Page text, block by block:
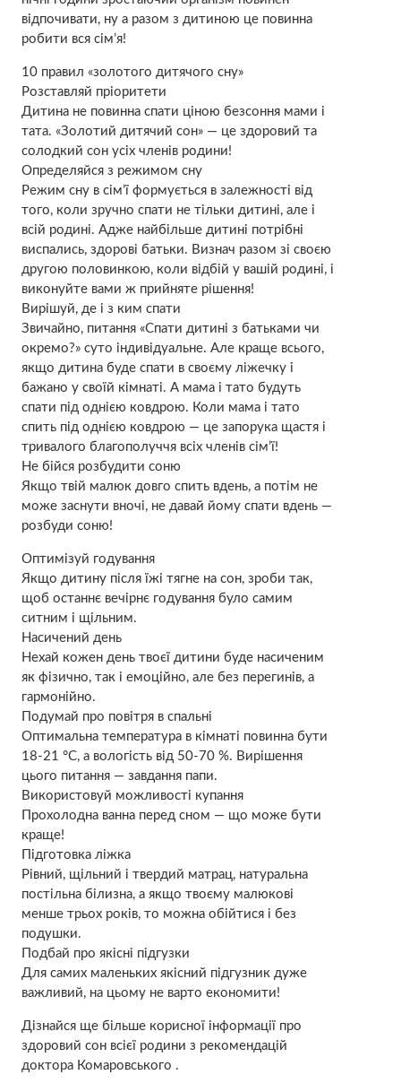
відпочивати, ну а разом з дитиною це повинна
робити вся сім’я!
10 правил «золотого дитячого сну»
Розставляй пріоритети
Дитина не повинна спати ціною безсоння мами і
тата. «Золотий дитячий сон» — це здоровий та
солодкий сон усіх членів родини!
Определяйся з режимом сну
Режим сну в сім’ї формується в залежності від
того, коли зручно спати не тільки дитині, але і
всій родині. Адже найбільше дитині потрібні
виспались, здорові батьки. Визнач разом зі своєю
другою половинкою, коли відбій у вашій родині, і
виконуйте вами ж прийняте рішення!
Вирішуй, де і з ким спати
Звичайно, питання «Спати дитині з батьками чи
окремо?» суто індивідуальне. Але краще всього,
якщо дитина буде спати в своєму ліжечку і
бажано у своїй кімнаті. А мама і тато будуть
спати під однією ковдрою. Коли мама і тато
спить під однією ковдрою — це запорука щастя і
тривалого благополуччя всіх членів сім’ї!
Не бійся розбудити соню
Якщо твій малюк довго спить вдень, а потім не
може заснути вночі, не давай йому спати вдень —
розбуди соню!
Оптимізуй годування
Якщо дитину після їжі тягне на сон, зроби так,
щоб останнє вечірнє годування було самим
ситним і щільним.
Насичений день
Нехай кожен день твоєї дитини буде насиченим
як фізично, так і емоційно, але без перегинів, а
гармонійно.
Подумай про повітря в спальні
Оптимальна температура в кімнаті повинна бути
18-21 °C, а вологість від 50-70 %. Вирішення
цього питання — завдання папи.
Використовуй можливості купання
Прохолодна ванна перед сном — що може бути
краще!
Підготовка ліжка
Рівний, щільний і твердий матрац, натуральна
постільна білизна, а якщо твоєму малюкові
менше трьох років, то можна обійтися і без
подушки.
Подбай про якісні підгузки
Для самих маленьких якісний підгузник дуже
важливий, на цьому не варто економити!
Дізнайся ще більше корисної інформації про
здоровий сон всієї родини з рекомендацій
доктора Комаровського .